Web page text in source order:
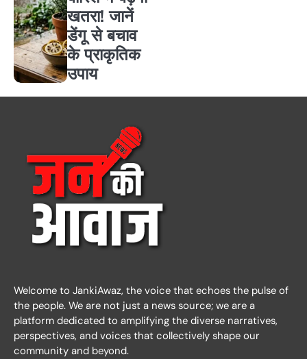
खतरा! जानें
डेंगू से बचाव
के प्राकृतिक
उपाय
Welcome to JankiAwaz, the voice that echoes the pulse of
the people. We are not just a news source; we are a
platform dedicated to amplifying the diverse narratives,
perspectives, and voices that collectively shape our
community and beyond.